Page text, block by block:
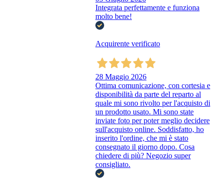
Integrata perfettamente e funziona
molto bene!
Acquirente verificato
28 Maggio 2026
Ottima comunicazione, con cortesia e
disponibilità da parte del reparto al
quale mi sono rivolto per l'acquisto di
un prodotto usato. Mi sono state
inviate foto per poter meglio decidere
sull'acquisto online. Soddisfatto, ho
inserito l'ordine, che mi è stato
consegnato il giorno dopo. Cosa
chiedere di più? Negozio super
consigliato.